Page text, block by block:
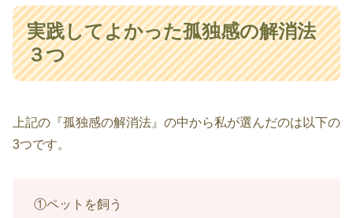
実践してよかった孤独感の解消法
３つ
上記の『孤独感の解消法』の中から私が選んだのは以下の
3つです。
①ペットを飼う